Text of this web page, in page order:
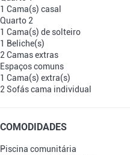
1 Cama(s) casal
Quarto 2
1 Cama(s) de solteiro
1 Beliche(s)
2 Camas extras
Espaços comuns
1 Cama(s) extra(s)
2 Sofás cama individual
COMODIDADES
Piscina comunitária